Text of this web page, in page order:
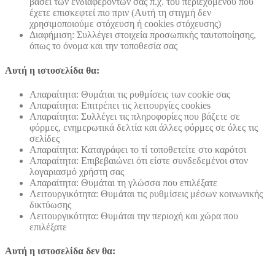
έχετε επισκεφτεί πιο πριν (Αυτή τη στιγμή δεν
χρησιμοποιούμε στόχευση ή cookies στόχευσης)
Διαφήμιση: Συλλέγει στοιχεία προσωπικής ταυτοποίησης,
όπως το όνομα και την τοποθεσία σας
Αυτή η ιστοσελίδα θα:
Απαραίτητα: Θυμάται τις ρυθμίσεις των cookie σας
Απαραίτητα: Επιτρέπει τις λειτουργίες cookies
Απαραίτητα: Συλλέγει τις πληροφορίες που βάζετε σε
φόρμες, ενημερωτικά δελτία και άλλες φόρμες σε όλες τις
σελίδες
Απαραίτητα: Καταγράφει το τί τοποθετείτε στο καρότσι
Απαραίτητα: Επιβεβαιώνει ότι είστε συνδεδεμένοι στον
λογαριασμό χρήστη σας
Απαραίτητα: Θυμάται τη γλώσσα που επιλέξατε
Λειτουργικότητα: Θυμάται τις ρυθμίσεις μέσων κοινωνικής
δικτύωσης
Λειτουργικότητα: Θυμάται την περιοχή και χώρα που
επιλέξατε
Αυτή η ιστοσελίδα δεν θα: